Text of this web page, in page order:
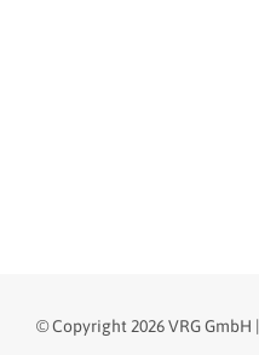
© Copyright 2026 VRG GmbH |